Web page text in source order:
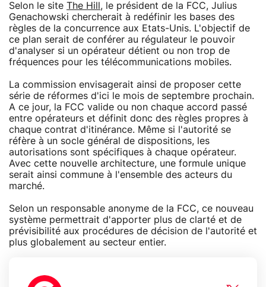
Selon le site The Hill , le président de la FCC, Julius
Genachowski chercherait à redéfinir les bases des
règles de la concurrence aux Etats-Unis. L'objectif de
ce plan serait de conférer au régulateur le pouvoir
d'analyser si un opérateur détient ou non trop de
fréquences pour les télécommunications mobiles.
La commission envisagerait ainsi de proposer cette
série de réformes d'ici le mois de septembre prochain.
A ce jour, la FCC valide ou non chaque accord passé
entre opérateurs et définit donc des règles propres à
chaque contrat d'itinérance. Même si l'autorité se
réfère à un socle général de dispositions, les
autorisations sont spécifiques à chaque opérateur.
Avec cette nouvelle architecture, une formule unique
serait ainsi commune à l'ensemble des acteurs du
marché.
Selon un responsable anonyme de la FCC, ce nouveau
système permettrait d'apporter plus de clarté et de
prévisibilité aux procédures de décision de l'autorité et
plus globalement au secteur entier.